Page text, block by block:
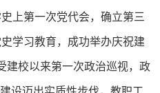
上第一次党代会，确立第三
学习教育，成功举办庆祝建
建校以来第一次政治巡视，政